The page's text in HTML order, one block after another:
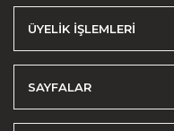
ÜYELİK İŞLEMLERİ
SAYFALAR